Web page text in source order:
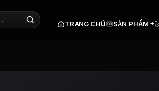
TRANG CHỦ SẢN PHẨM +